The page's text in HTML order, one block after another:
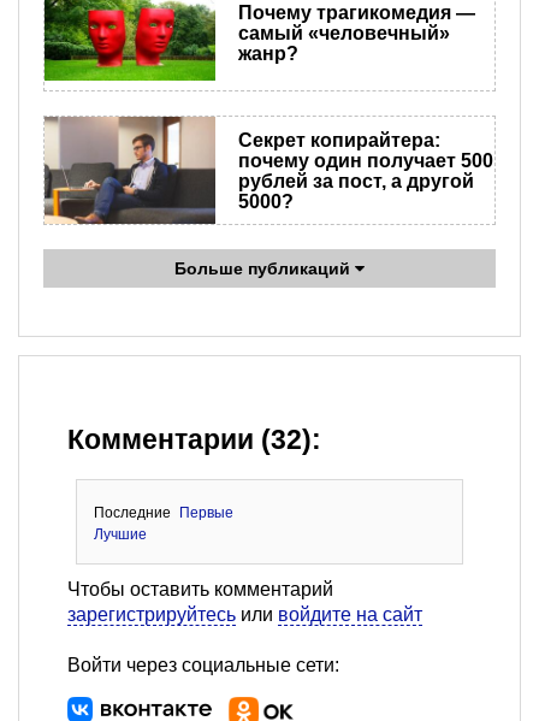
Почему трагикомедия —
самый «человечный»
жанр?
Секрет копирайтера:
почему один получает 500
рублей за пост, а другой
5000?
Больше публикаций
Комментарии (32):
Последние
Первые
Лучшие
Чтобы оставить комментарий
зарегистрируйтесь или войдите на сайт
Войти через социальные сети: